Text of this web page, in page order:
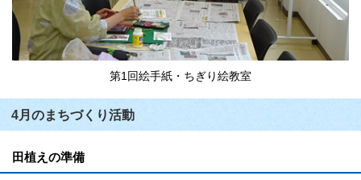
第1回絵手紙・ちぎり絵教室
4月のまちづくり活動
田植えの準備